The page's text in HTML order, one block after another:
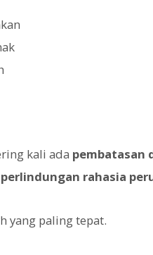
kali ada pembatasan
rahasia
yang paling tepat.